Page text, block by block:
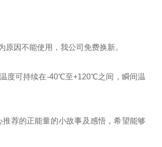
因不能使用，我公司免费换新。
度可持续在-40℃至+120℃之间，瞬间温
荐的正能量的小故事及感悟，希望能够